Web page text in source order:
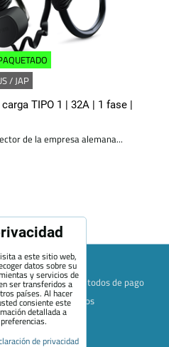
/ JAP
TIPO 1 | 32A | 1 fase |
de la empresa alemana...
y condiciones
Métodos de pago
252
Quiénes somos
de privacidad
a este sitio web,
datos sobre su
y servicios de
ser transferidos a
países. Al hacer
consiente este
detallada a
de privacidad